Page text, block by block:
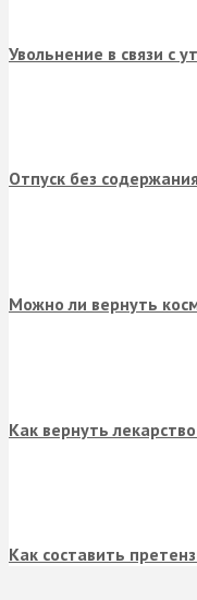
Увольнение в связи с
Отпуск без
Можно ли вернуть
Как вернуть
Как составить